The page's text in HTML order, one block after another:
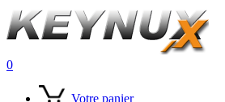
0
Votre panier